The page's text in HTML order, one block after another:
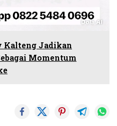
Kalteng Jadikan
Momentum